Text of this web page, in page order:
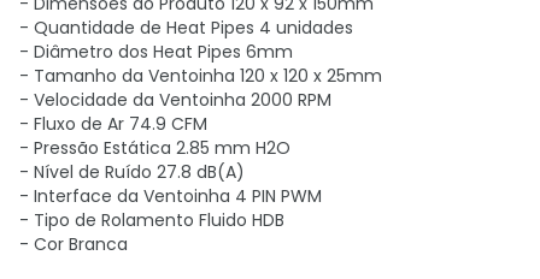
- Quantidade de Heat Pipes 4 unidades
- Diâmetro dos Heat Pipes 6mm
- Tamanho da Ventoinha 120 x 120 x 25mm
- Velocidade da Ventoinha 2000 RPM
- Fluxo de Ar 74.9 CFM
- Pressão Estática 2.85 mm H2O
- Nível de Ruído 27.8 dB(A)
- Interface da Ventoinha 4 PIN PWM
- Tipo de Rolamento Fluido HDB
- Cor Branca